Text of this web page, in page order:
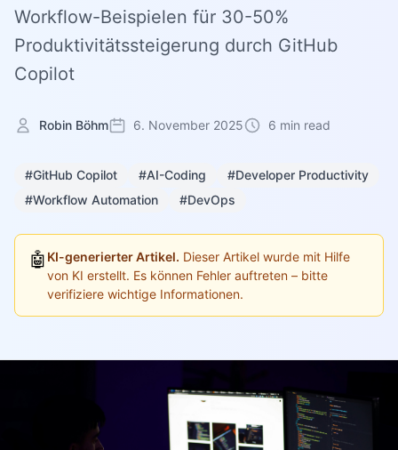
Workflow-Beispielen für 30-50%
Produktivitätssteigerung durch GitHub
Copilot
Robin Böhm 6. November 2025 6 min read
#GitHub Copilot #AI-Coding
#Developer Productivity
#Workflow Automation
#DevOps
🤖 KI-generierter Artikel. Dieser Artikel wurde mit Hilfe
von KI erstellt. Es können Fehler auftreten – bitte
verifiziere wichtige Informationen.